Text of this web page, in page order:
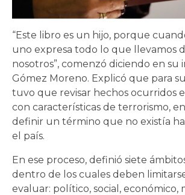
“Este libro es un hijo, porque
uno expresa todo lo que llevamos
nosotros”, comenzó diciendo en su
Gómez Moreno. Explicó que para
tuvo que revisar hechos ocurridos
con características de terrorismo,
definir un término que no existía
el país.
En ese proceso, definió siete
dentro de los cuales deben
evaluar: político, social, económico,